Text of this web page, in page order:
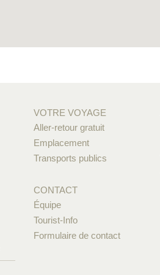
VOTRE VOYAGE
Aller-retour gratuit
Emplacement
Transports publics
CONTACT
Équipe
Tourist-Info
Formulaire de contact